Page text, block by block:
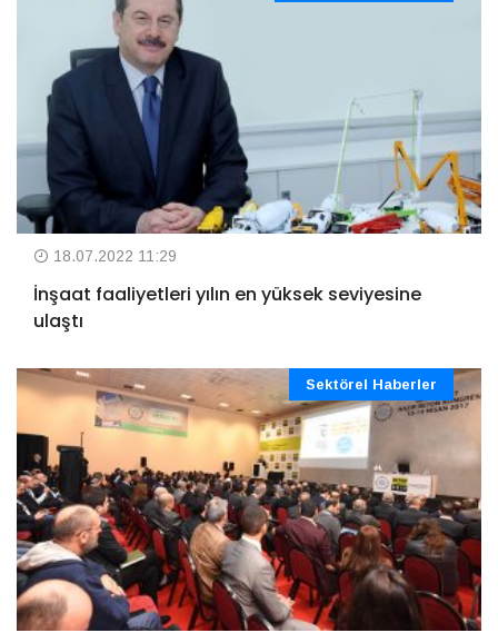
18.07.2022 11:29
İnşaat faaliyetleri yılın en yüksek seviyesine
ulaştı
Sektörel Haberler